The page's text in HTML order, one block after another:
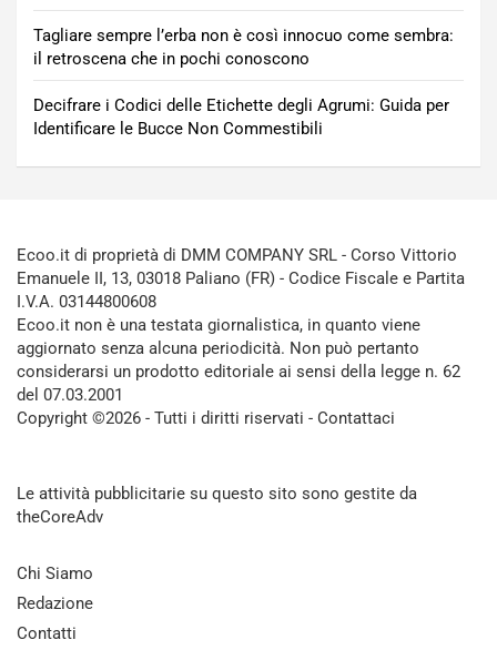
Tagliare sempre l’erba non è così innocuo come sembra:
il retroscena che in pochi conoscono
Decifrare i Codici delle Etichette degli Agrumi: Guida per
Identificare le Bucce Non Commestibili
Ecoo.it di proprietà di DMM COMPANY SRL - Corso Vittorio
Emanuele II, 13, 03018 Paliano (FR) - Codice Fiscale e Partita
I.V.A. 03144800608
Ecoo.it non è una testata giornalistica, in quanto viene
aggiornato senza alcuna periodicità. Non può pertanto
considerarsi un prodotto editoriale ai sensi della legge n. 62
del 07.03.2001
Copyright ©2026 - Tutti i diritti riservati - Contattaci
Le attività pubblicitarie su questo sito sono gestite da
theCoreAdv
Chi Siamo
Redazione
Contatti